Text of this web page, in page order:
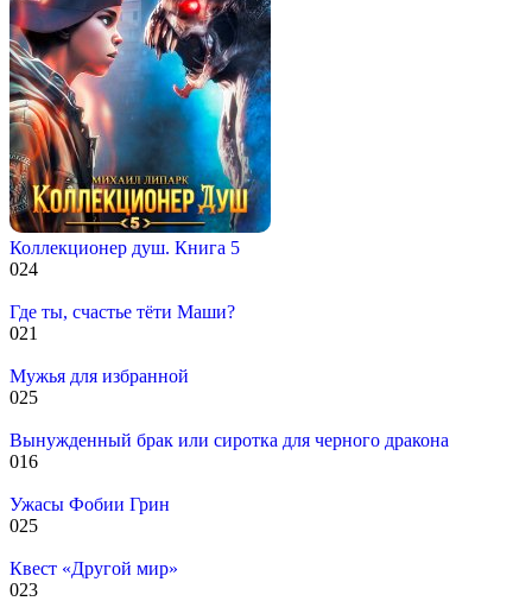
Коллекционер душ. Книга 5
024
Где ты, счастье тёти Маши?
021
Мужья для избранной
025
Вынужденный брак или сиротка для черного дракона
016
Ужасы Фобии Грин
025
Квест «Другой мир»
023